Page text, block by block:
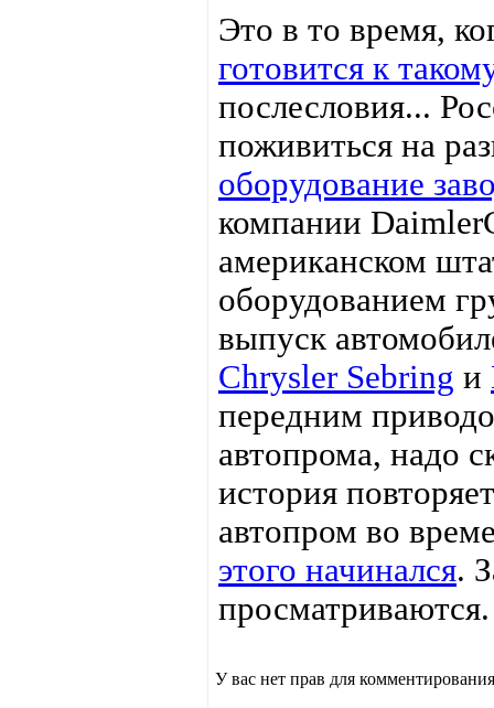
Это в то время,
готовится к
послесловия...
поживиться на
оборудование
компании
американском
оборудованием
выпуск
Chrysler Sebring и
передним
автопрома, надо
история
автопром во
этого начинался.
просматриваются.
У вас нет прав для